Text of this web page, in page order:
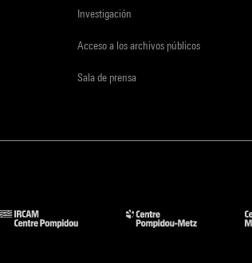
Investigación
Acceso a los archivos públicos
Sala de prensa